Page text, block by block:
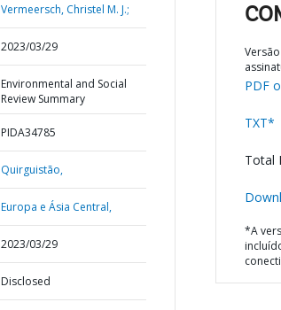
Vermeersch, Christel M. J.;
2023/03/29
Environmental and Social
Review Summary
PIDA34785
Quirguistão,
Europa e Ásia Central,
2023/03/29
Disclosed
PDF
TXT*
Total
*A